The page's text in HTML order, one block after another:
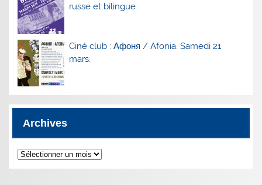
russe et bilingue
Ciné club : Афоня / Afonia. Samedi 21
mars.
Archives
Archives